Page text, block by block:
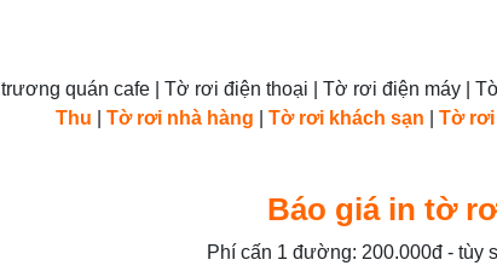
quán cafe | Tờ rơi điện thoại | Tờ rơi điện máy |
Thu
Tờ rơi nhà hàng Tờ rơi khách sạn Tờ rơi
Báo giá in tờ
Phí cấn 1 đường: 200.000đ - tùy